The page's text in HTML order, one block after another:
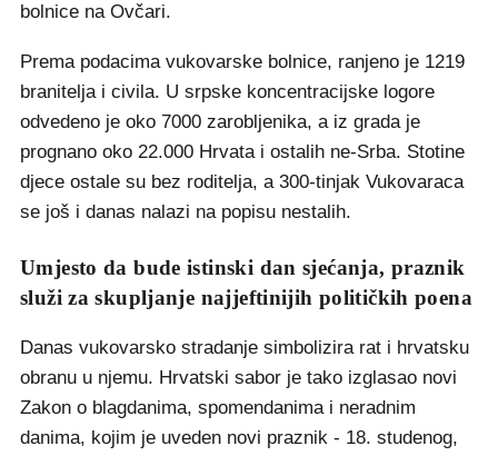
bolnice na Ovčari.
Prema podacima vukovarske bolnice, ranjeno je 1219
branitelja i civila. U srpske koncentracijske logore
odvedeno je oko 7000 zarobljenika, a iz grada je
prognano oko 22.000 Hrvata i ostalih ne-Srba. Stotine
djece ostale su bez roditelja, a 300-tinjak Vukovaraca
se još i danas nalazi na popisu nestalih.
Umjesto da bude istinski dan sjećanja, praznik
služi za skupljanje najjeftinijih političkih poena
Danas vukovarsko stradanje simbolizira rat i hrvatsku
obranu u njemu. Hrvatski sabor je tako izglasao novi
Zakon o blagdanima, spomendanima i neradnim
danima, kojim je uveden novi praznik - 18. studenog,